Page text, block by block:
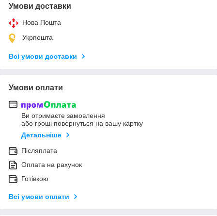
Умови доставки
Нова Пошта
Укрпошта
Всі умови доставки
Умови оплати
Ви отримаєте замовлення
або гроші повернуться на вашу картку
Детальніше
Післяплата
Оплата на рахунок
Готівкою
Всі умови оплати